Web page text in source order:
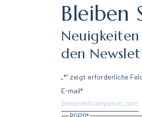
Bleiben
den
„*“ zeigt erforderliche
E-mail*